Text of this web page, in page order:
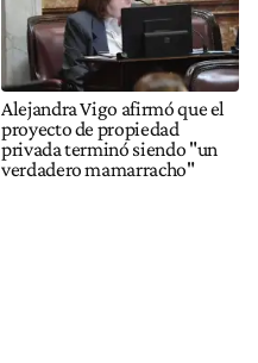
Alejandra Vigo afirmó que el
proyecto de propiedad
privada terminó siendo "un
verdadero mamarracho"